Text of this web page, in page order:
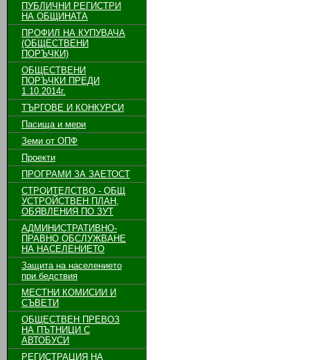
ПУБЛИЧНИ РЕГИСТРИ
НА ОБЩИНАТА
ПРОФИЛ НА КУПУВАЧА
(ОБЩЕСТВЕНИ
ПОРЪЧКИ)
ОБЩЕСТВЕНИ
ПОРЪЧКИ ПРЕДИ
1.10.2014г.
ТЪРГОВЕ И КОНКУРСИ
Пасища и мери
Земи от ОПФ
Проекти
ПРОГРАМИ ЗА ЗАЕТОСТ
СТРОИТЕЛСТВО - ОБЩ
УСТРОЙСТВЕН ПЛАН,
ОБЯВЛЕНИЯ ПО ЗУТ
АДМИНИСТРАТИВНО-
ПРАВНО ОБСЛУЖВАНЕ
НА НАСЕЛЕНИЕТО
Защита на населението
при бедствия
МЕСТНИ КОМИСИИ И
СЪВЕТИ
ОБЩЕСТВЕН ПРЕВОЗ
НА ПЪТНИЦИ С
АВТОБУСИ
РЕГИСТРАЦИЯ НА